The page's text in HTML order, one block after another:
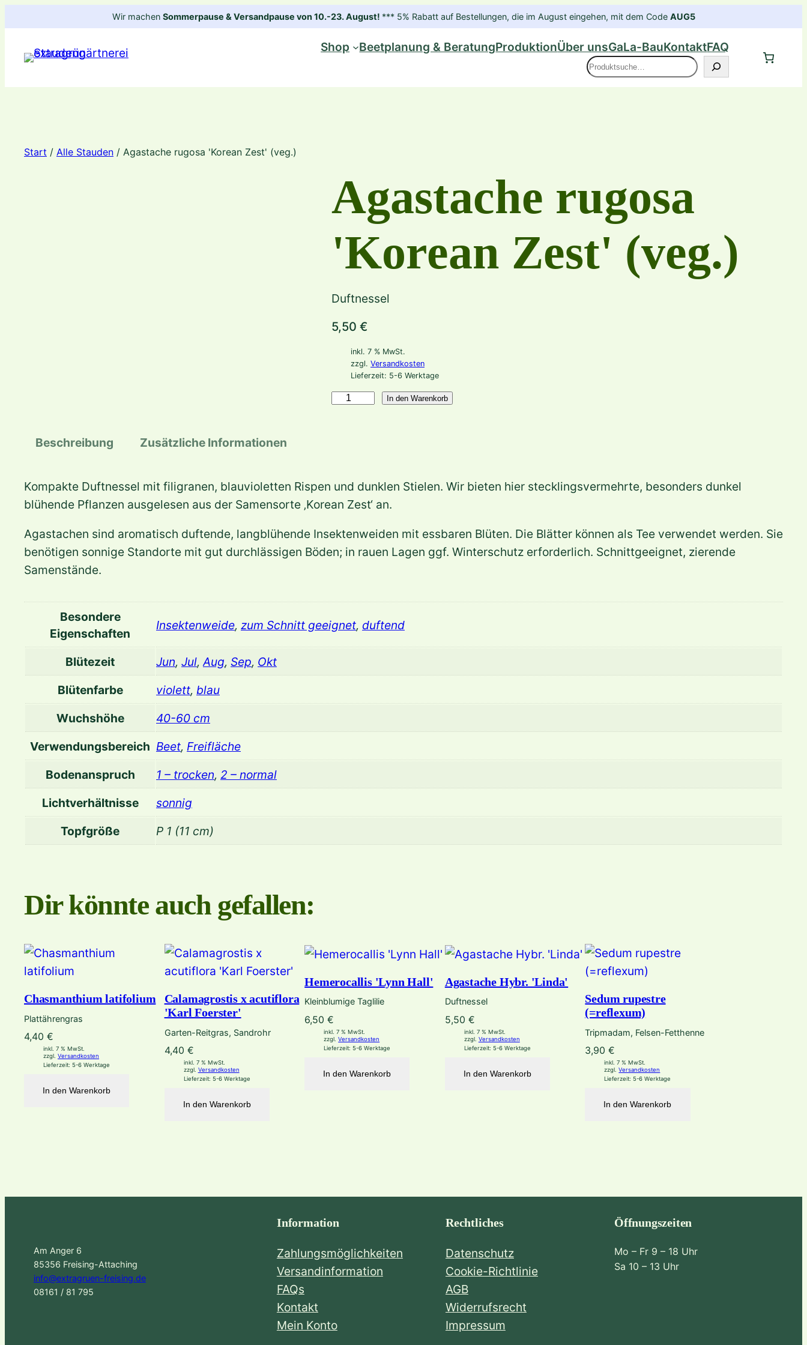
Inhalt
springen
Wir machen Sommerpause & Versandpause von 10.-23. August! *** 5% Rabatt auf Bestellungen, die im August eingehen, mit dem Code AUG5
Shop Beetplanung & BeratungProduktionÜber unsGaLa-BauKontaktFAQ
Suche
Start / Alle Stauden / Agastache rugosa 'Korean Zest' (veg.)
Agastache rugosa
'Korean Zest' (veg.)
Duftnessel
5,50 €
inkl. 7 % MwSt.
zzgl. Versandkosten
Lieferzeit: 5-6 Werktage
a
c
h
g
s
a
o
a
e
.
e
n
g
In den Warenkorb
Beschreibung Zusätzliche Informationen
Kompakte Duftnessel mit filigranen, blauvioletten Rispen und dunklen Stielen. Wir bieten hier stecklingsvermehrte, besonders dunkel
blühende Pflanzen ausgelesen aus der Samensorte ‚Korean Zest‘ an.
Agastachen sind aromatisch duftende, langblühende Insektenweiden mit essbaren Blüten. Die Blätter können als Tee verwendet werden. Sie
benötigen sonnige Standorte mit gut durchlässigen Böden; in rauen Lagen ggf. Winterschutz erforderlich. Schnittgeeignet, zierende
Samenstände.
Besondere
Eigenschaften
Insektenweide, zum Schnitt geeignet, duftend
Blütezeit Jun, Jul,Aug, Sep, Okt
Blütenfarbe
violett, blau
Wuchshöhe
40-60 cm
Verwendungsbereich Beet, Freifläche
Bodenanspruch
1 – trocken, 2 – normal
Lichtverhältnisse
sonnig
Topfgröße
P 1 (11 cm)
Dir könnte auch gefallen:
Chasmanthium latifolium
Plattährengras
4,40 €
inkl. 7 % MwSt.
zzgl. Versandkosten
Lieferzeit: 5-6 Werktage
In den Warenkorb
Calamagrostis x acutiflora
'Karl Foerster'
Garten-Reitgras, Sandrohr
4,40 €
inkl. 7 % MwSt.
zzgl. Versandkosten
Lieferzeit: 5-6 Werktage
In den Warenkorb
Hemerocallis 'Lynn Hall'
Kleinblumige Taglilie
6,50€
inkl. 7 % MwSt.
zzgl.Versandkosten
Lieferzeit:5-6 Werktage
In den Warenkorb
Agastache Hybr. 'Linda'
Duftnessel
5,50 €
inkl. 7 % MwSt.
zzgl. Versandkosten
Lieferzeit: 5-6 Werktage
In den Warenkorb
Sedum rupestre
(=reflexum)
Tripmadam, Felsen-Fetthenne
3,90€
inkl. 7 % MwSt.
zzgl.Versandkosten
Lieferzeit:5-6 Werktage
In den Warenkorb
Am Anger 6
85356 Freising-Attaching
info@extragruen-freising.de
08161 / 81 795
Information
Zahlungsmöglichkeiten
Versandinformation
FAQs
Kontakt
Mein Konto
Rechtliches
Datenschutz
Cookie-Richtlinie
AGB
Widerrufsrecht
Impressum
Öffnungszeiten
Mo – Fr 9 – 18 Uhr
Sa 10 – 13 Uhr